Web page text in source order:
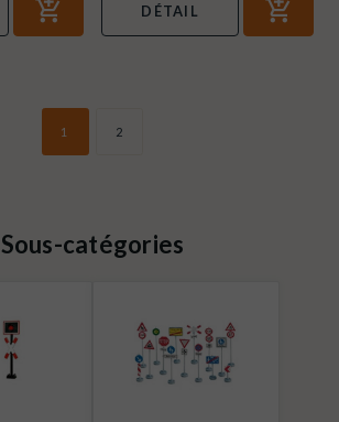
DÉTAIL
1 2
Sous-catégories